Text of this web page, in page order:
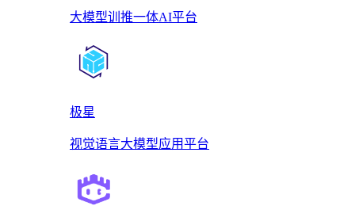
大模型训推一体AI平台
极星
视觉语言大模型应用平台